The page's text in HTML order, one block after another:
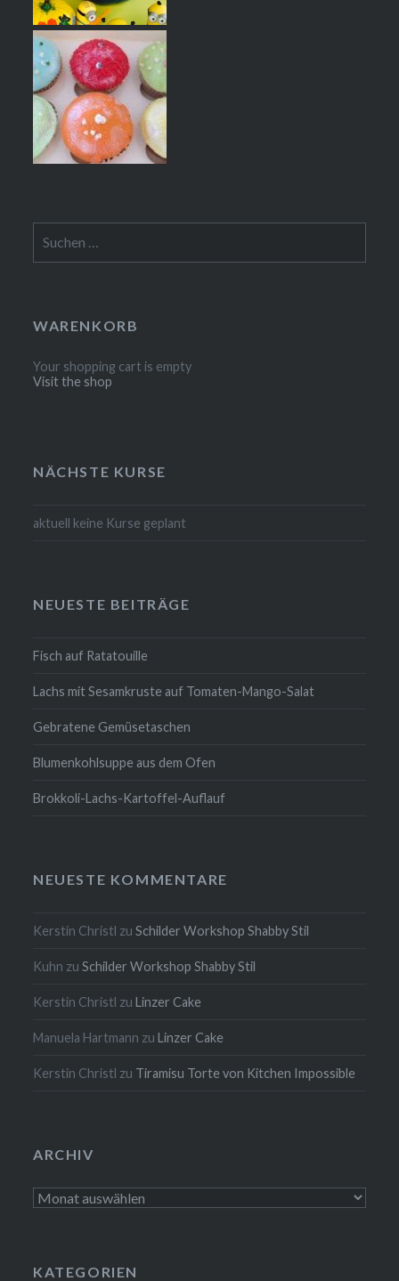
nach:
WARENKORB
Your shopping cart is empty
Visit the shop
NÄCHSTE KURSE
aktuell keine Kurse geplant
NEUESTE BEITRÄGE
Fisch auf Ratatouille
Lachs mit Sesamkruste auf Tomaten-Mango-Salat
Gebratene Gemüsetaschen
Blumenkohlsuppe aus dem Ofen
Brokkoli-Lachs-Kartoffel-Auflauf
NEUESTE KOMMENTARE
Kerstin Christl zuSchilder Workshop Shabby Stil
Kuhn zuSchilder Workshop Shabby Stil
Kerstin Christl zuLinzer Cake
Manuela Hartmann zuLinzer Cake
Kerstin Christl zu Tiramisu Torte von Kitchen Impossible
ARCHIV
Archiv
KATEGORIEN